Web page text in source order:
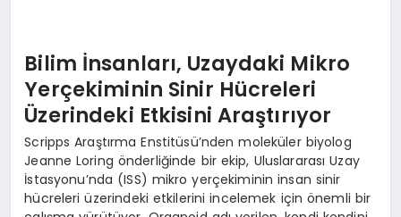
Bilim İnsanları, Uzaydaki Mikro
Yerçekiminin Sinir Hücreleri
Üzerindeki Etkisini Araştırıyor
Scripps Araştırma Enstitüsü’nden moleküler biyolog
Jeanne Loring önderliğinde bir ekip, Uluslararası Uzay
İstasyonu’nda (ISS) mikro yerçekiminin insan sinir
hücreleri üzerindeki etkilerini incelemek için önemli bir